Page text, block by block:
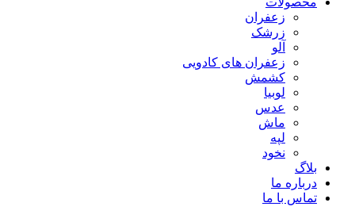
زعفران
زرشک
آلو
زعفران های کادویی
کشمش
لوبیا
عدس
ماش
لپه
نخود
بلاگ
درباره ما
تماس با ما